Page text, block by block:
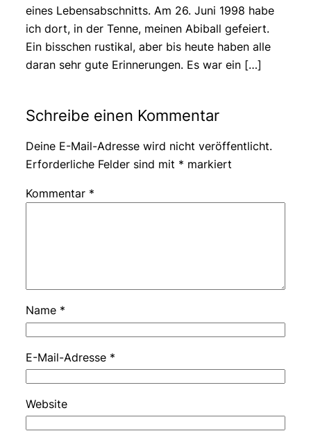
eines Lebensabschnitts. Am 26. Juni 1998 habe
ich dort, in der Tenne, meinen Abiball gefeiert.
Ein bisschen rustikal, aber bis heute haben alle
daran sehr gute Erinnerungen. Es war ein […]
Schreibe einen Kommentar
Deine E-Mail-Adresse wird nicht veröffentlicht.
Erforderliche Felder sind mit * markiert
Kommentar *
Name *
E-Mail-Adresse *
Website